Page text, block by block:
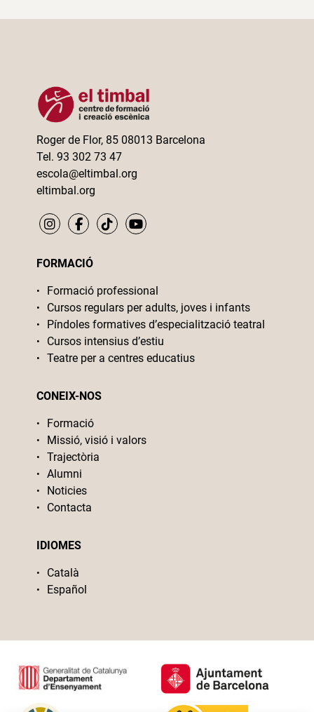
Roger de Flor, 85 08013 Barcelona
Tel. 93 302 73 47
escola@eltimbal.org
eltimbal.org
FORMACIÓ
Formació professional
Cursos regulars per adults, joves i infants
Píndoles formatives d’especialització teatral
Cursos intensius d’estiu
Teatre per a centres educatius
CONEIX-NOS
Formació
Missió, visió i valors
Trajectòria
Alumni
Noticies
Contacta
IDIOMES
Català
Español